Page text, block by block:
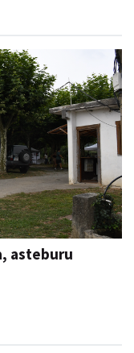
asteburu